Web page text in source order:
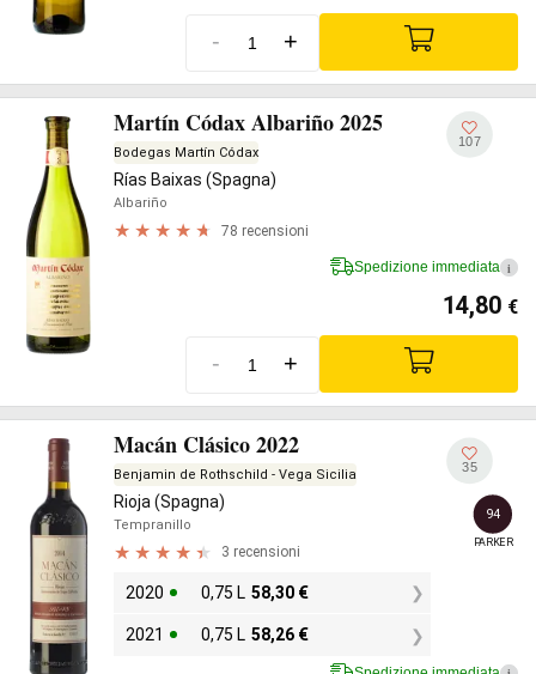
- +
Martín Códax Albariño 2025
Bodegas Martín Códax
Rías Baixas (Spagna)
Albariño
78 recensioni
107
Spedizione immediata i
14,80 €
- +
Macán Clásico 2022
Benjamin de Rothschild - Vega Sicilia
Rioja (Spagna)
Tempranillo
3 recensioni
2020 0,75 L 58,30 €
2021 0,75 L 58,26 €
35
94
PARKER